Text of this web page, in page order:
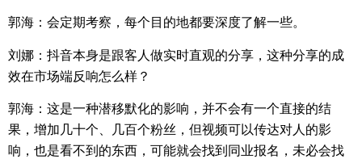
郭海：会定期考察，每个目的地都要深度了解一些。
刘娜：抖音本身是跟客人做实时直观的分享，这种分享的成
效在市场端反响怎么样？
郭海：这是一种潜移默化的影响，并不会有一个直接的结
果，增加几十个、几百个粉丝，但视频可以传达对人的影
响，也是看不到的东西，可能就会找到同业报名，未必会找